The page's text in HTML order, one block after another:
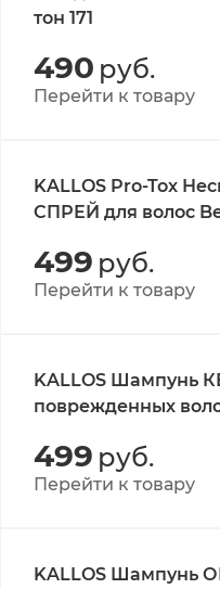
тон 171
490 руб.
Перейти к товару
KALLOS Pro-Tox
СПРЕЙ для волос
200мл./KJMN HAIR
HAIR CONDITIONER
499 руб.
Перейти к товару
KALLOS Шампунь
поврежденных
499 руб.
Перейти к товару
KALLOS Шампунь